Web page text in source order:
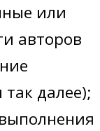
или
авторов
далее);